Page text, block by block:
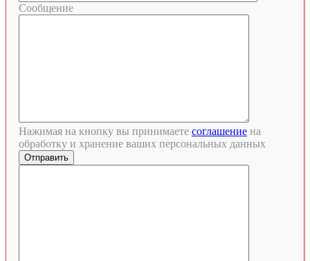
Сообщение
Нажимая на кнопку вы принимаете соглашение на
обработку и хранение ваших персональных данных